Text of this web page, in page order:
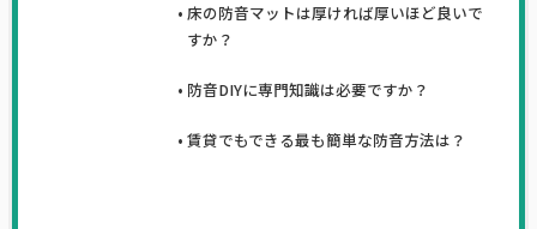
床の防音マットは厚ければ厚いほど良いで
すか？
防音DIYに専門知識は必要ですか？
賃貸でもできる最も簡単な防音方法は？